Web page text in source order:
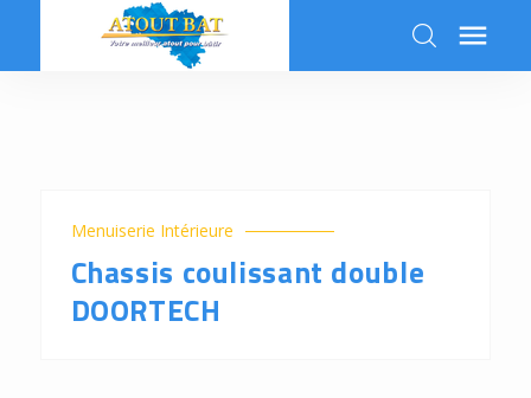
k 
Menuiserie Intérieure
Chassis coulissant double
DOORTECH